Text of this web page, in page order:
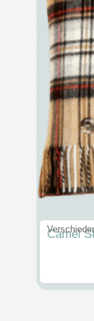
Camel